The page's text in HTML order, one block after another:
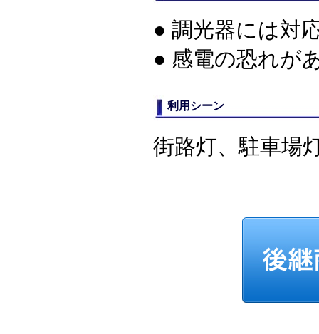
● 調光器には対
● 感電の恐れが
利用シーン
街路灯、駐車場